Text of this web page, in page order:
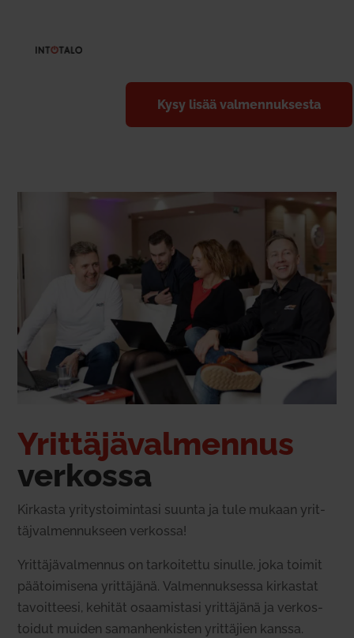
Kysy lisää val­men­nuk­sesta
Yrit­tä­jä­val­mennus
ver­kossa
Kir­kasta yri­tys­toi­mintasi suunta ja tule mukaan yrit­
täj­val­men­nukseen ver­kossa!
Yrit­tä­jä­val­mennus on tar­koi­tettu sinulle, joka toimit
pää­toi­misena yrittäjänä.Val­men­nuk­sessa kir­kastat
tavoit­teesi, kehität osaa­mistasi yrit­täjänä ja ver­kos­
toidut muiden saman­hen­kisten yrit­täjien kanssa.